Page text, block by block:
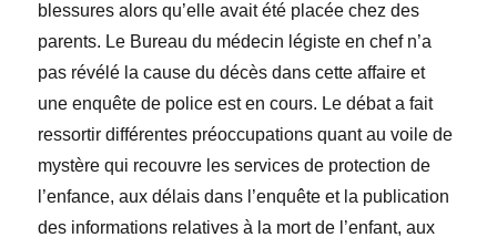
blessures alors qu’elle avait été placée chez des
parents. Le Bureau du médecin légiste en chef n’a
pas révélé la cause du décès dans cette affaire et
une enquête de police est en cours. Le débat a fait
ressortir différentes préoccupations quant au voile de
mystère qui recouvre les services de protection de
l’enfance, aux délais dans l’enquête et la publication
des informations relatives à la mort de l’enfant,aux